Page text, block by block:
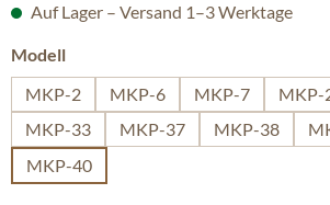
Auf Lager – Versand 1–3 Werktage
Modellauswählen
MKP-2
MKP-6 MKP-7 MKP-
MKP-33
MKP-37 MKP-38
MKP-40